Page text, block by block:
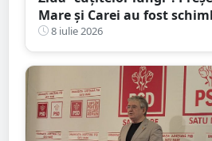
Mare și Carei au fost
pentru ”abateri, trădări și
8 iulie 2026